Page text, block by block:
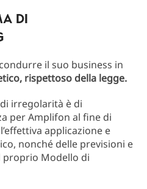
DI
il suo business in
rispettoso della legge.
irregolarità è di
per Amplifon al fine di
applicazione e
nonché delle previsioni e
Modello di